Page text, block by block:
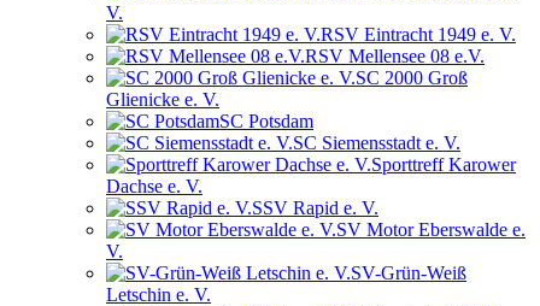
V.
RSV Eintracht 1949 e. V.
RSV Mellensee 08 e.V.
SC 2000 Groß
Glienicke e. V.
SC Potsdam
SC Siemensstadt e. V.
Sporttreff Karower
Dachse e. V.
SSV Rapid e. V.
SV Motor Eberswalde e.
V.
SV-Grün-Weiß
Letschin e. V.